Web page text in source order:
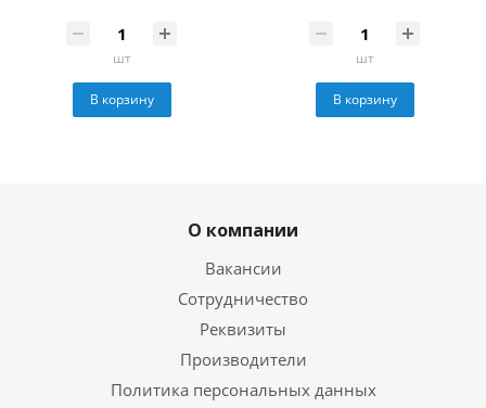
шт
В корзину
шт
В корзину
О компании
Вакансии
Сотрудничество
Реквизиты
Производители
Политика персональных данных